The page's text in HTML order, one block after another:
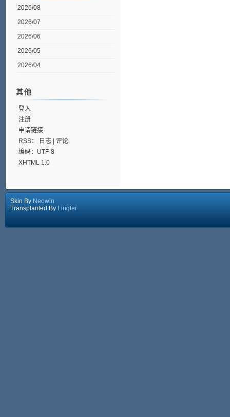
2026/08
2026/07
2026/06
2026/05
2026/04
其他
登入
注册
申请链接
RSS：
日志| 评论
编码：UTF-8
XHTML 1.0
Skin By Neowin
Transplanted By Lingter